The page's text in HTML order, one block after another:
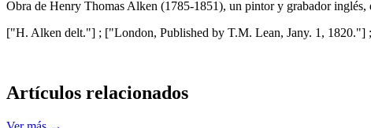
Obra de Henry Thomas Alken (1785-1851), un pintor y grabador inglés,
["H. Alken delt."] ; ["London, Published by T.M. Lean, Jany. 1,
Artículos relacionados